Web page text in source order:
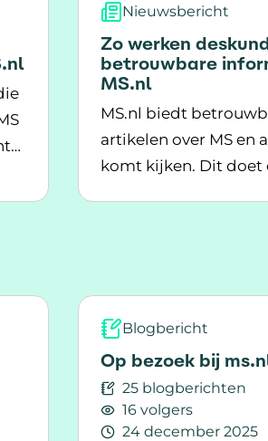
vinden elkaar in de community
Nieuwsbericht
Zo werken
betrouwbare
MS.nl
MS.nl biedt
artikelen over MS en
komt kijken. Dit doet
Lees meer over Zo
Blogbericht
Op bezoek bij
25 blogberichten
16 volgers
24 december 2025